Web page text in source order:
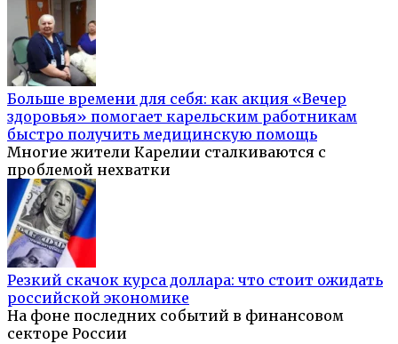
Больше времени для себя: как акция «Вечер
здоровья» помогает карельским работникам
быстро получить медицинскую помощь
Многие жители Карелии сталкиваются с
проблемой нехватки
Резкий скачок курса доллара: что стоит ожидать
российской экономике
На фоне последних событий в финансовом
секторе России